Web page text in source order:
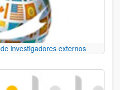
investigadores externos